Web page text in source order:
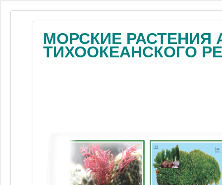
МОРСКИЕ РАСТЕНИЯ
ТИХООКЕАНСКОГО